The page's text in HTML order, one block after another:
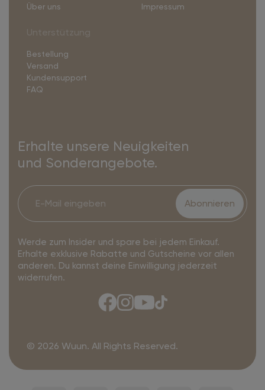
Über uns
Impressum
Bestellung
Versand
Kundensupport
FAQ
Erhalte unsere Neuigkeiten
und Sonderangebote.
Abonnieren
Werde zum Insider und spare bei jedem Einkauf.
Erhalte exklusive Rabatte und Gutscheine vor allen
anderen. Du kannst deine Einwilligung jederzeit
widerrufen.
© 2026 Wuun. All Rights Reserved.